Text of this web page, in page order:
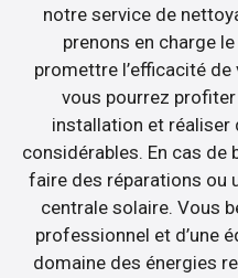
notre service de
prenons en charge
promettre l’efficacité de
vous pourrez
installation et réaliser
considérables. En cas de
faire des réparations ou
centrale solaire. Vous
professionnel et d’une
domaine des énergies